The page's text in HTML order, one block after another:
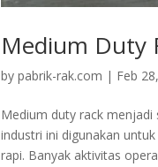
Medium Duty
bypabrik-rak.com | Feb
Medium duty rack menjadi
industri ini digunakan
rapi. Banyak aktivitas